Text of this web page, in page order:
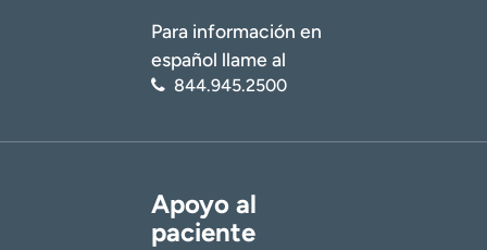
Para información en
español llame al
844.945.2500
Apoyo al
paciente